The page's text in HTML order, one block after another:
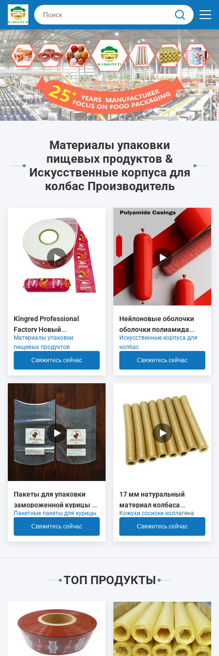
Материалы упаковки
пищевых продуктов &
Искусственные корпуса для
колбас Производитель
Kingred Professional
Factory Новый
полиамидный колбасный
корпус пластик пищевого
качества OEM
Материалы упаковки
пищевых продуктов
Свяжитесь сейчас
Нейлоновые оболочки
оболочки полиамида
красного цвета
сжимающиеся с 5 слоями
экструзии для упаковки
Искусственные корпуса для
колбас
Свяжитесь сейчас
Пакеты для упаковки
замороженной курицы с
логотипом, высокая
усадка
Пакетные пакеты для курицы
Свяжитесь сейчас
17 мм натуральный
материал колбаса
коллагеновые корпуса
Кожухи сосиски коллагена
Свяжитесь сейчас
ТОП ПРОДУКТЫ